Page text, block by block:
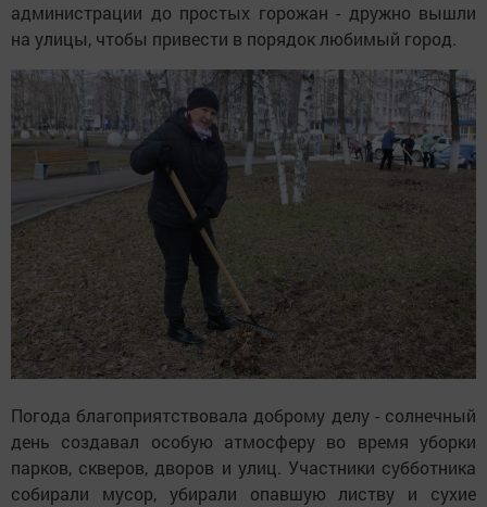
администрации до простых горожан - дружно вышли
на улицы, чтобы привести в порядок любимый город.
Погода благоприятствовала доброму делу - солнечный
день создавал особую атмосферу во время уборки
парков, скверов, дворов и улиц. Участники субботника
собирали мусор, убирали опавшую листву и сухие